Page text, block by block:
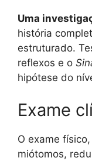
Uma
história
estruturado.
reflexos e o
hipótese do
Exame
O exame
miótomos,